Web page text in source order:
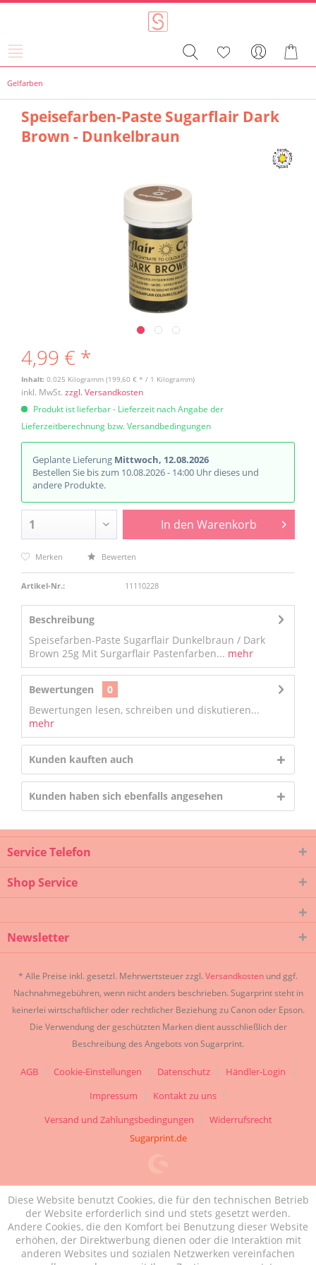
Gelfarben
Speisefarben-Paste Sugarflair Dark
Brown - Dunkelbraun
4,99 € *
Inhalt: 0.025 Kilogramm (199,60 € * / 1 Kilogramm)
inkl. MwSt. zzgl. Versandkosten
Produkt ist lieferbar - Lieferzeit nach Angabe der
Lieferzeitberechnung bzw. Versandbedingungen
Geplante Lieferung Mittwoch, 12.08.2026
Bestellen Sie bis zum 10.08.2026 - 14:00 Uhr dieses und
andere Produkte.
In den Warenkorb
Merken Bewerten
Artikel-Nr.: 11110228
Beschreibung
Speisefarben-Paste Sugarflair Dunkelbraun / Dark
Brown 25g Mit Surgarflair Pastenfarben... mehr
Bewertungen
0
Bewertungen lesen, schreiben und diskutieren...
mehr
Kunden kauften auch
Kunden haben sich ebenfalls angesehen
Service Telefon
Shop Service
Newsletter
* Alle Preise inkl. gesetzl. Mehrwertsteuer zzgl. Versandkosten und ggf.
Nachnahmegebühren, wenn nicht anders beschrieben. Sugarprint steht in
keinerlei wirtschaftlicher oder rechtlicher Beziehung zu Canon oder Epson.
Die Verwendung der geschützten Marken dient ausschließlich der
Beschreibung des Angebots von Sugarprint.
AGB Cookie-Einstellungen Datenschutz
Händler-Login
Impressum
Kontakt zu uns
Versand und Zahlungsbedingungen
Widerrufsrecht
Sugarprint.de
Diese Website benutzt Cookies, die für den technischen Betrieb
der Website erforderlich sind und stets gesetzt werden.
Andere Cookies, die den Komfort bei Benutzung dieser Website
erhöhen, der Direktwerbung dienen oder die Interaktion mit
anderen Websites und sozialen Netzwerken vereinfachen